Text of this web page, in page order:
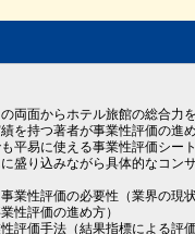
の両面からホテル旅館の総合力
を持つ著者が事業性評価の進
平易に使える事業性評価シー
盛り込みながら具体的なコン
業性評価の必要性（業界の現
性評価の進め方）
評価手法（結果指標による評